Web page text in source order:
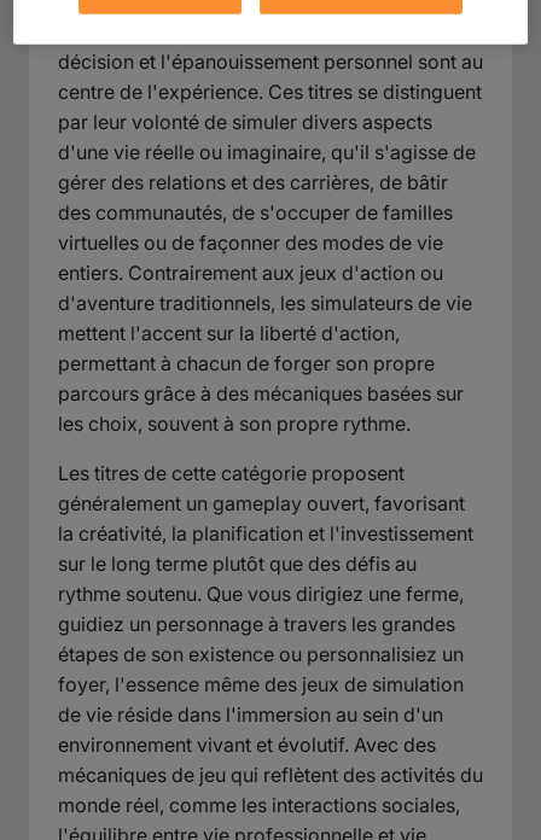
décision et l'épanouissement personnel sont au
centre de l'expérience. Ces titres se distinguent
par leur volonté de simuler divers aspects
d'une vie réelle ou imaginaire, qu'il s'agisse de
gérer des relations et des carrières, de bâtir
des communautés, de s'occuper de familles
virtuelles ou de façonner des modes de vie
entiers. Contrairement aux jeux d'action ou
d'aventure traditionnels, les simulateurs de vie
mettent l'accent sur la liberté d'action,
permettant à chacun de forger son propre
parcours grâce à des mécaniques basées sur
les choix, souvent à son propre rythme.
Les titres de cette catégorie proposent
généralement un gameplay ouvert, favorisant
la créativité, la planification et l'investissement
sur le long terme plutôt que des défis au
rythme soutenu. Que vous dirigiez une ferme,
guidiez un personnage à travers les grandes
étapes de son existence ou personnalisiez un
foyer, l'essence même des jeux de simulation
de vie réside dans l'immersion au sein d'un
environnement vivant et évolutif. Avec des
mécaniques de jeu qui reflètent des activités du
monde réel, comme les interactions sociales,
l'équilibre entre vie professionnelle et vie